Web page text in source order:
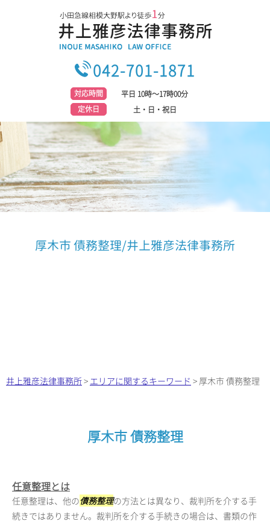
042-701-1871
対応時間
平日 10時～17時00分
定休日
土・日・祝日
厚木市 債務整理/井上雅彦法律事務所
井上雅彦法律事務所> エリアに関するキーワード > 厚木市 債務整理
厚木市 債務整理
任意整理とは
任意整理は、他の債務整理の方法とは異なり、裁判所を介する手
続きではありません。裁判所を介する手続きの場合は、書類の作